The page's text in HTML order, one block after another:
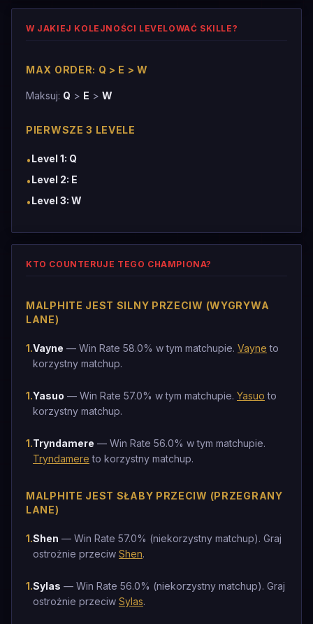
W JAKIEJ KOLEJNOŚCI LEVELOWAĆ SKILLE?
MAX ORDER: Q > E > W
Maksuj: Q > E > W
PIERWSZE 3 LEVELE
•Level 1: Q
•Level 2: E
•Level 3: W
KTO COUNTERUJE TEGO CHAMPIONA?
MALPHITE JEST SILNY PRZECIW (WYGRYWA
LANE)
1.Vayne — Win Rate 58.0% w tym matchupie. Vayne to
korzystny matchup.
1.Yasuo — Win Rate 57.0% w tym matchupie. Yasuo to
korzystny matchup.
1.Tryndamere — Win Rate 56.0% w tym matchupie.
Tryndamere to korzystny matchup.
MALPHITE JEST SŁABY PRZECIW (PRZEGRANY
LANE)
1.Shen — Win Rate 57.0% (niekorzystny matchup). Graj
ostrożnie przeciw Shen.
1.Sylas — Win Rate 56.0% (niekorzystny matchup). Graj
ostrożnie przeciw Sylas.